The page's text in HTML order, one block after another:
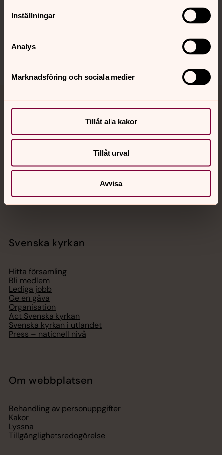
Inställningar
Analys
Marknadsföring och sociala medier
Tillåt alla kakor
Tillåt urval
Avvisa
Jourhavande präst
med en präst på kvällar och nätter.
Chatt
Telefon 112
Svenska kyrkan
Hitta församling
Bli medlem
Lediga jobb
Ge en gåva
Organisation
Act Svenska kyrkan
Svenska kyrkan i utlandet
Press – nationell nivå
Om webbplatsen
Behandling av personuppgifter
Kakor
Lyssna
Tillgänglighetsredogörelse